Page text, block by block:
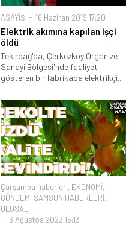
ASAYİŞ 16 Haziran 2019 17:20
Elektrik akımına kapılan işçi
öldü
Tekirdağ'da, Çerkezköy Organize
Sanayi Bölgesi'nde faaliyet
gösteren bir fabrikada elektrikçi...
Çarşamba haberleri, EKONOMİ,
GÜNDEM, SAMSUN HABERLERİ,
ULUSAL
3 Ağustos 2023 15:13